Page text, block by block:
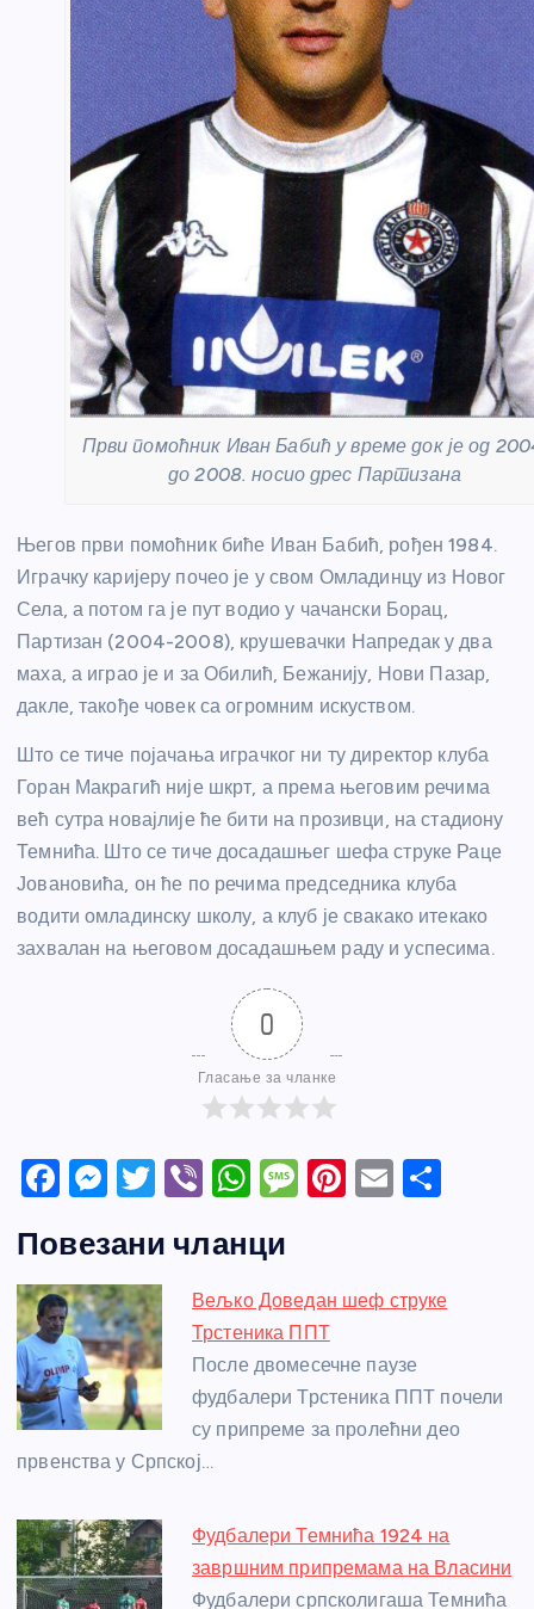
Први помоћник Иван Бабић у време док је од
до 2008. носио дрес Партизана
Његов први помоћник биће Иван Бабић, рођен 1984.
Играчку каријеру почео је у свом Омладинцу из Новог
Села, а потом га је пут водио у чачански Борац,
Партизан (2004-2008), крушевачки Напредак у два
маха, а играо је и за Обилић, Бежанију, Нови Пазар,
дакле, такође човек са огромним искуством.
Што се тиче појачања играчког ни ту директор клуба
Горан Макрагић није шкрт, а према његовим речима
већ сутра новајлије ће бити на прозивци, на стадиону
Темнића. Што се тиче досадашњег шефа струке Раце
Јовановића, он ће по речима председника клуба
водити омладинску школу, а клуб је свакако итекако
захвалан на његовом досадашњем раду и успесима.
0
Гласање за чланке
F
c
e
b
o
o
k
M
ss
e
n
g
er
T
itt
er
Vi
er
W
at
s
A
p
p
M
a
g
e
Pi
e
E
e
Повезани чланци
Вељко Доведан шеф струке
Трстеника ППТ
После двомесечне паузе
фудбалери Трстеника ППТ почели
су припреме за пролећни део
првенства у Српској…
Фудбалери Темнића 1924 на
завршним припремама на Власини
Фудбалери српсколигаша Темнића